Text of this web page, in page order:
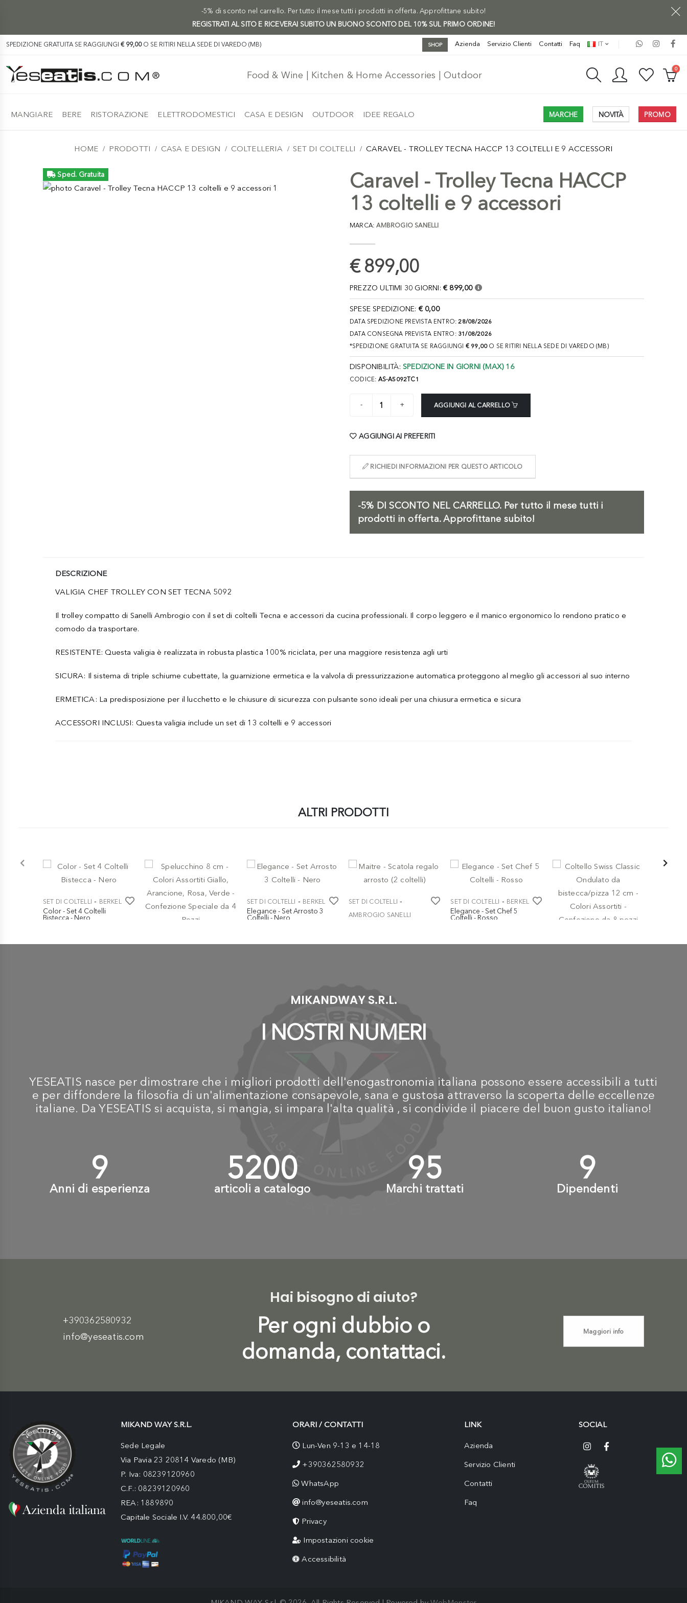
-5% di sconto nel carrello. Per tutto il mese tutti i prodotti in offerta. Approfittane subito!
REGISTRATI AL SITO E RICEVERAI SUBITO UN BUONO SCONTO DEL 10% SUL PRIMO ORDINE!
SPEDIZIONE GRATUITA SE RAGGIUNGI € 99,00O SE RITIRI NELLA SEDE DI VAREDO (MB) SHOP Azienda Servizio Clienti Contatti Faq IT
Food & Wine | Kitchen & Home Accessories | Outdoor
0
MANGIARE BERE RISTORAZIONE ELETTRODOMESTICI CASA E DESIGN OUTDOOR IDEE REGALO MARCHE NOVITÀ PROMO
HOME PRODOTTI CASA E DESIGN COLTELLERIA SET DI COLTELLI CARAVEL - TROLLEY TECNA HACCP 13 COLTELLI E 9 ACCESSORI
Sped. Gratuita
Caravel - Trolley Tecna HACCP
13 coltelli e 9 accessori
MARCA:AMBROGIO SANELLI
€ 899,00
PREZZO ULTIMI 30 GIORNI: € 899,00
SPESE SPEDIZIONE: € 0,00
DATA SPEDIZIONE PREVISTA ENTRO:28/08/2026
DATA CONSEGNA PREVISTA ENTRO: 31/08/2026
*SPEDIZIONE GRATUITA SE RAGGIUNGI € 99,00O SE RITIRI NELLA SEDE DI VAREDO (MB)
DISPONIBILITÀ: SPEDIZIONE IN GIORNI (MAX) 16
CODICE: AS-A5092TC1
AGGIUNGI AL CARRELLO
AGGIUNGI AI PREFERITI
RICHIEDI INFORMAZIONI PER QUESTO ARTICOLO
-5% DI SCONTO NEL CARRELLO.Per tutto il mese tutti i
prodotti in offerta. Approfittane subito!
DESCRIZIONE
VALIGIA CHEF TROLLEY CON SET TECNA 5092
Il trolley compatto di Sanelli Ambrogio con il set di coltelli Tecna e accessori da cucina professionali. Il corpo leggero e il manico ergonomico lo rendono pratico e
comodo da trasportare.
RESISTENTE: Questa valigia è realizzata in robusta plastica 100% riciclata, per una maggiore resistenza agli urti
SICURA: Il sistema di triple schiume cubettate, la guarnizione ermetica e la valvola di pressurizzazione automatica proteggono al meglio gli accessori al suo interno
ERMETICA: La predisposizione per il lucchetto e le chiusure di sicurezza con pulsante sono ideali per una chiusura ermetica e sicura
ACCESSORI INCLUSI: Questa valigia include un set di 13 coltelli e 9 accessori
ALTRI PRODOTTI
SET DI COLTELLI - BERKEL
Color - Set 4 Coltelli
Bistecca - Nero
SET DI COLTELLI - BERKEL
Elegance - Set Arrosto 3
Coltelli - Nero
SET DI COLTELLI -
AMBROGIO SANELLI
€ 109,90
SET DI COLTELLI - BERKEL
Elegance - Set Chef 5
Coltelli - Rosso
MIKANDWAY S.R.L.
I NOSTRI NUMERI
YESEATIS nasce per dimostrare che i migliori prodotti dell'enogastronomia italiana possono essere accessibili a tutti
e per diffondere la filosofia di un'alimentazione consapevole, sana e gustosa attraverso la scoperta delle eccellenze
italiane. Da YESEATIS si acquista, si mangia, si impara l'alta qualità , si condivide il piacere del buon gusto italiano!
10+
Anni di esperienza
6000+
articoli a catalogo
110+
Marchi trattati
10+
Dipendenti
+390362580932
info@yeseatis.com
Hai bisogno di aiuto?
Per ogni dubbio o
domanda, contattaci.
Maggiori info
MIKAND WAY S.R.L.
Sede Legale
Via Pavia 23 20814 Varedo (MB)
P. Iva: 08239120960
C.F.: 08239120960
REA: 1889890
Capitale Sociale I.V. 44.800,00€
ORARI / CONTATTI
Lun-Ven 9-13 e 14-18
+390362580932
WhatsApp
info@yeseatis.com
Privacy
Impostazioni cookie
Accessibilità
LINK
Azienda
Servizio Clienti
Contatti
Faq
SOCIAL